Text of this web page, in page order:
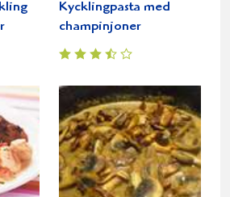
Kycklingpasta med
champinjoner